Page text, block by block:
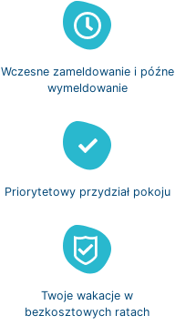
Wczesne zameldowaniei późne
wymeldowanie
Priorytetowy przydział pokoju
Twoje wakacje w
bezkosztowych ratach